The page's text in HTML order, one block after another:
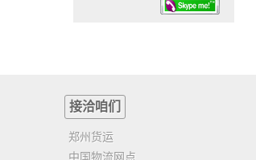
任务时候：07:30 – – 23:30
接洽咱们
郑州货运
中国物流网点